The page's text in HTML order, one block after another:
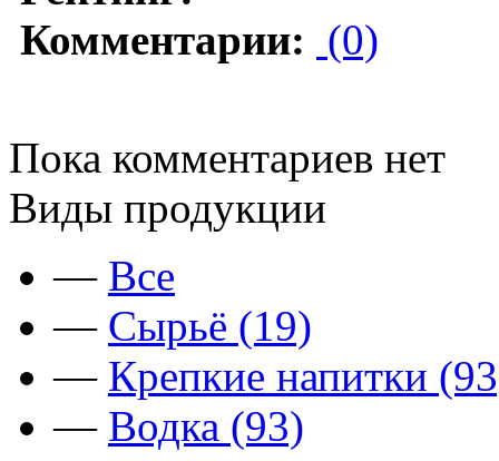
Комментарии: (0)
Пока комментариев нет
Виды продукции
— Все
— Сырьё (19)
— Крепкие напитки
— Водка (93)